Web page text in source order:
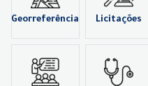
Georreferência Licitações